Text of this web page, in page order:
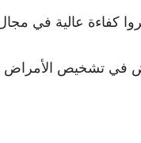
كفاءة عالية في
في تشخيص